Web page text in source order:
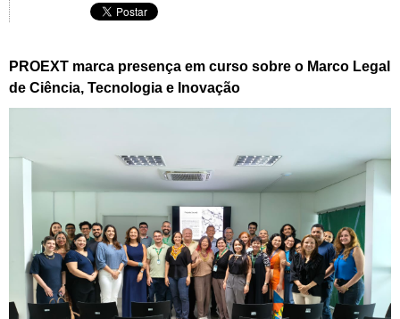
PROEXT marca presença em curso sobre o Marco Legal
de Ciência, Tecnologia e Inovação